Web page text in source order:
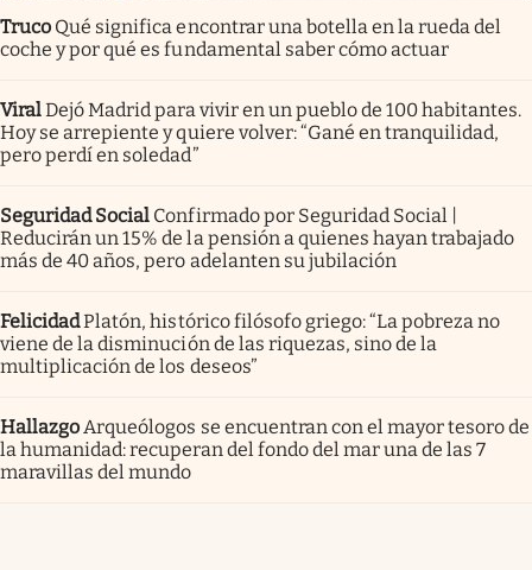
Truco Qué significa encontrar una botella en la rueda del
coche y por qué es fundamental saber cómo actuar
ViralDejó Madrid para vivir en un pueblo de 100 habitantes.
Hoy se arrepiente y quiere volver: “Gané en tranquilidad,
pero perdí en soledad”
Seguridad Social Confirmado por Seguridad Social |
Reducirán un 15% de la pensión a quienes hayan trabajado
más de 40 años, pero adelanten su jubilación
FelicidadPlatón, histórico filósofo griego: “La pobreza no
viene de la disminución de las riquezas, sino de la
multiplicación de los deseos”
Hallazgo Arqueólogos se encuentran con el mayor tesoro de
la humanidad: recuperan del fondo del mar una de las 7
maravillas del mundo